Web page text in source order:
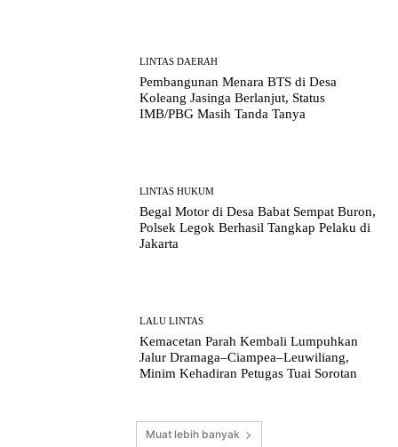
LINTAS DAERAH
Pembangunan Menara BTS di Desa
Koleang Jasinga Berlanjut, Status
IMB/PBG Masih Tanda Tanya
LINTAS HUKUM
Begal Motor di Desa Babat Sempat Buron,
Polsek Legok Berhasil Tangkap Pelaku di
Jakarta
LALU LINTAS
Kemacetan Parah Kembali Lumpuhkan
Jalur Dramaga–Ciampea–Leuwiliang,
Minim Kehadiran Petugas Tuai Sorotan
Muat lebih banyak